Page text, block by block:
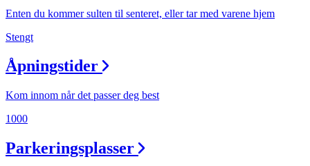
Enten du kommer sulten til senteret, eller tar med varene hjem
Stengt
Åpningstider
Kom innom når det passer deg best
1000
Parkeringsplasser